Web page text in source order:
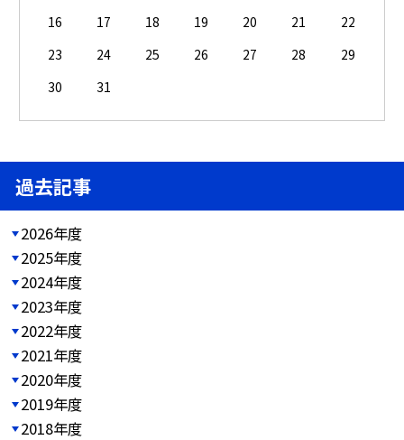
16
17 18 19 20 21
22
23
24 25 26 27 28
29
30
31
過去記事
2026年度
2025年度
2024年度
2023年度
2022年度
2021年度
2020年度
2019年度
2018年度